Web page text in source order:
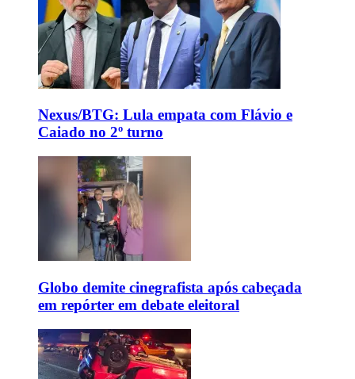
Nexus/BTG: Lula empata com Flávio e
Caiado no 2º turno
Globo demite cinegrafista após cabeçada
em repórter em debate eleitoral